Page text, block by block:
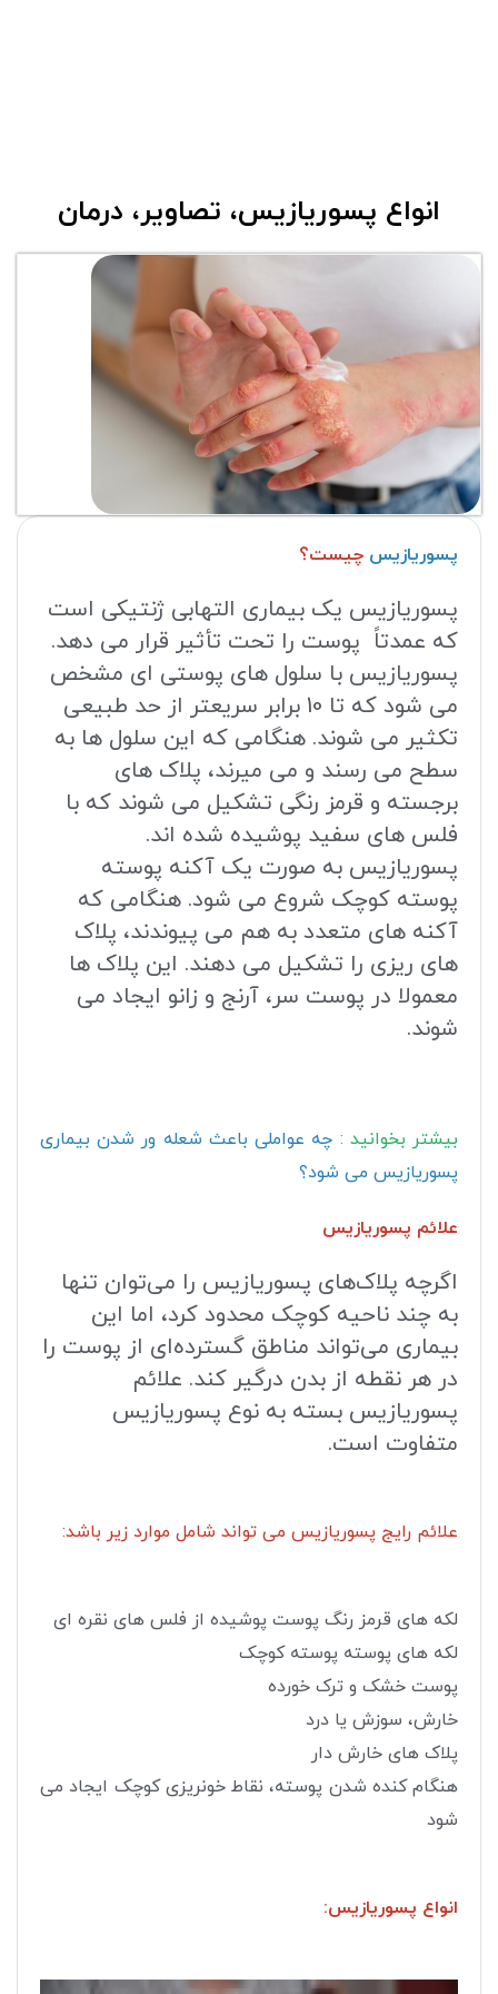
انواع پسوریازیس، تصاویر، درمان
پسوریازیس چیست؟
پسوریازیس یک بیماری التهابی ژنتیکی است
که عمدتاً پوست را تحت تأثیر قرار می دهد.
پسوریازیس با سلول های پوستی ای مشخص
می شود که تا 10 برابر سریعتر از حد طبیعی
تکثیر می شوند. هنگامی که این سلول ها به
سطح می رسند و می میرند، پلاک های
برجسته و قرمز رنگی تشکیل می شوند که با
فلس های سفید پوشیده شده اند.
پسوریازیس به صورت یک آکنه پوسته
پوسته کوچک شروع می شود. هنگامی که
آکنه های متعدد به هم می پیوندند، پلاک
های ریزی را تشکیل می دهند. این پلاک ها
معمولا در پوست سر، آرنج و زانو ایجاد می
شوند.
بیشتر بخوانید : چه عواملی باعث شعله ور شدن بیماری
پسوریازیس می شود؟
علائم پسوریازیس
اگرچه پلاک‌های پسوریازیس را می‌توان تنها
به چند ناحیه کوچک محدود کرد، اما این
بیماری می‌تواند مناطق گسترده‌ای از پوست را
در هر نقطه از بدن درگیر کند. علائم
پسوریازیس بسته به نوع پسوریازیس
متفاوت است.
علائم رایج پسوریازیس می تواند شامل موارد زیر باشد:
لکه های قرمز رنگ پوست پوشیده از فلس های نقره ای
لکه های پوسته پوسته کوچک
پوست خشک و ترک خورده
خارش، سوزش یا درد
پلاک های خارش دار
هنگام کنده شدن پوسته، نقاط خونریزی کوچک ایجاد می
شود
انواع پسوریازیس: